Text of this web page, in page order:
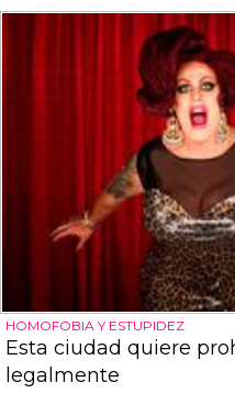
HOMOFOBIA Y ESTUPIDEZ
Esta ciudad quiere
legalmente